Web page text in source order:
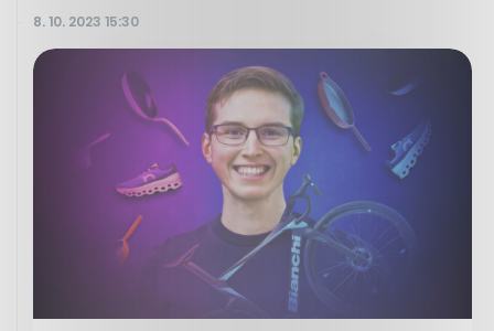
8. 10. 2023 15:30